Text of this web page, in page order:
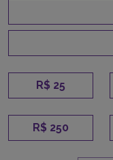
R$ 25
R$ 250